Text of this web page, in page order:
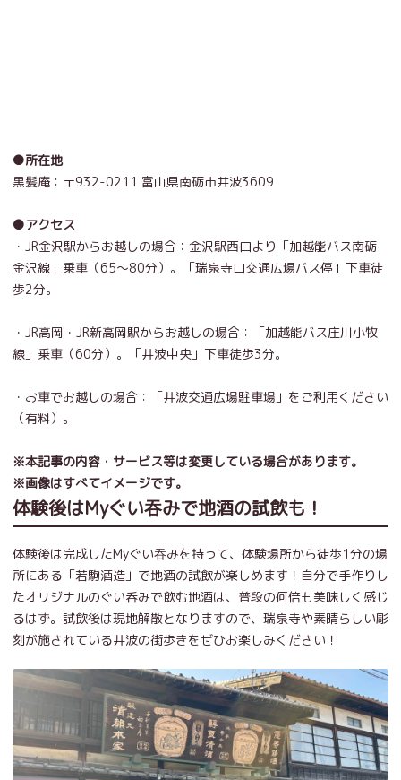
●所在地
黒髪庵： 〒932-0211 富山県南砺市井波3609
●アクセス
・JR金沢駅からお越しの場合：金沢駅西口より「加越能バス南砺
金沢線 」乗車（65～80分）。「瑞泉寺口交通広場バス停」下車徒
歩2分。
・JR高岡・JR新高岡駅からお越しの場合：「加越能バス庄川小牧
線 」乗車（60分）。「井波中央」下車徒歩3分。
・お車でお越しの場合：「井波交通広場駐車場」をご利用ください
（有料）。
※本記事の内容・サービス等は変更している場合があります。
※画像はすべてイメージです。
体験後はMyぐい吞みで地酒の試飲も！
体験後は完成したMyぐい吞みを持って、体験場所から徒歩1分の場
所にある「若駒酒造」で地酒の試飲が楽しめます！自分で手作りし
たオリジナルのぐい呑みで飲む地酒は、普段の何倍も美味しく感じ
るはず。試飲後は現地解散となりますので、瑞泉寺や素晴らしい彫
刻が施されている井波の街歩きをぜひお楽しみください！